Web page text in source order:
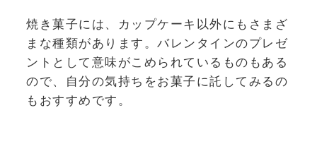
焼き菓子には、カップケーキ以外にもさまざ
まな種類があります。バレンタインのプレゼ
ントとして意味がこめられているものもある
ので、自分の気持ちをお菓子に託してみるの
もおすすめです。